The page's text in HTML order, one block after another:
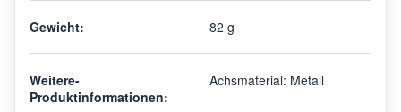
Gewicht: 82 g
Weitere-
Produktinformationen:
Achsmaterial: Metall